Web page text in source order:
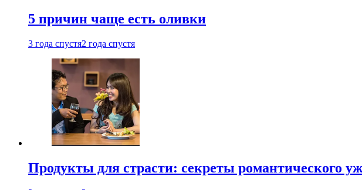
5 причин чаще есть оливки
3 года спустя2 года спустя
Продукты для страсти: секреты романтического